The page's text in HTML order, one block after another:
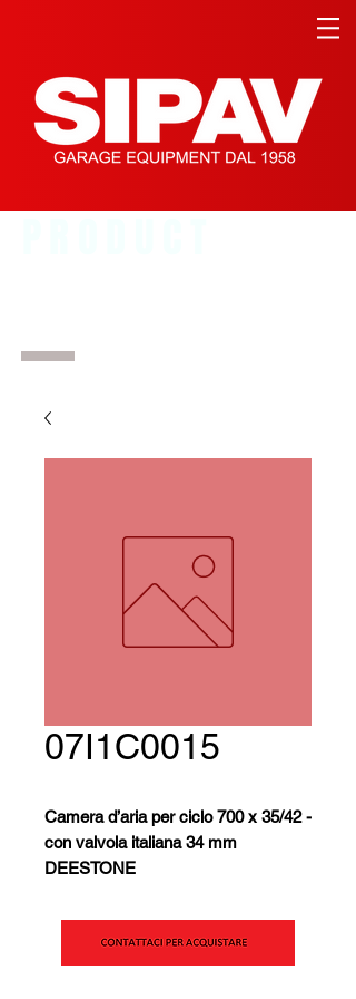
07I1C0015
Camera d’aria per ciclo 700 x 35/42 -
con valvola italiana 34 mm
DEESTONE